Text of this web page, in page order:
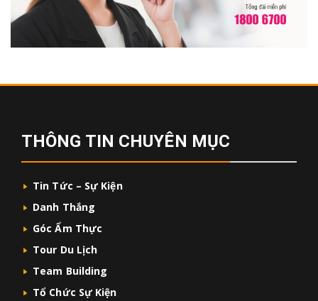
THÔNG TIN CHUYÊN MỤC
Tin Tức – Sự Kiện
Danh Thắng
Góc Ẩm Thực
Tour Du Lịch
Team Building
Tổ Chức Sự Kiện